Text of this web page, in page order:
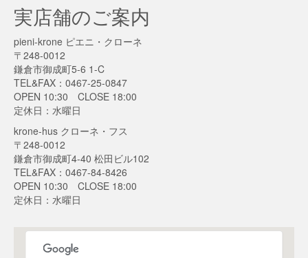
実店舗のご案内
pieni-krone ピエニ・クローネ
〒248-0012
鎌倉市御成町5-6 1-C
TEL&FAX：0467-25-0847
OPEN 10:30 CLOSE 18:00
定休日：水曜日
krone-hus クローネ・フス
〒248-0012
鎌倉市御成町4-40 松田ビル102
TEL&FAX：0467-84-8426
OPEN 10:30 CLOSE 18:00
定休日：水曜日